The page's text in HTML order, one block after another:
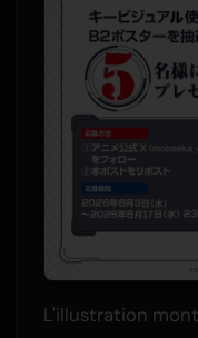
L'illustration